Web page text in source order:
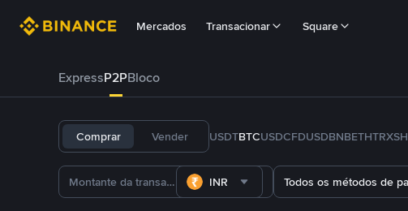
Mercados Transacionar Square
ExpressP2PBloco
Comprar Vender USDTBTCUSDCFDUSDBNBETHTRX
INR Todos os métodos de